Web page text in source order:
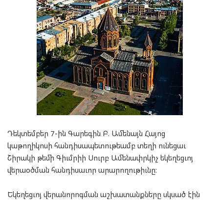
Դեկտեմբեր 7-ին Գարեգին Բ. Ամենայն Հայոց
կաթողիկոսի հանդիսապետութեամբ տեղի ունեցաւ
Շիրակի թեմի Գիւմրիի Սուրբ Ամենափրկիչ եկեղեցւոյ
վերաօծման հանդիսաւոր արարողութիւնը:
Եկեղեցւոյ վերանորոգման աշխատանքները սկսած էին